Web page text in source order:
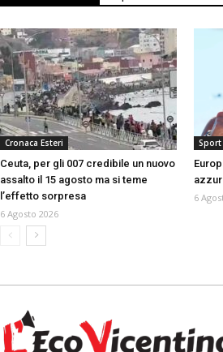
Cronaca Esteri
Ceuta, per gli 007 credibile un nuovo
assalto il 15 agosto ma si teme
l’effetto sorpresa
6 Agosto 2026
Sport
6